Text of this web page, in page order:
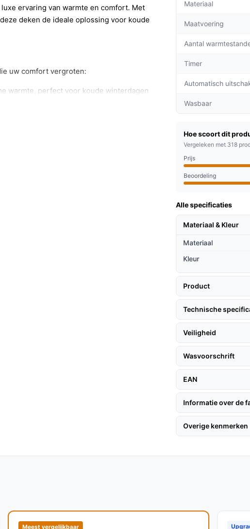
ervaring van warmte en comfort. Met
deken de ideale oplossing voor koude
uw comfort vergroten:
warmte, perfect voor koude winterdagen
perfect voor twee personen of als een
alleen warm is, maar ook ademend en
Materiaal
Maatvoering
Aantal
Timer
Automatisch
Wasbaar
Hoe scoort dit
Vergeleken met 318
Prijs
Beoordeling
Alle specificaties
Materiaal & Kleur
Materiaal
Kleur
Product
Technische
Veiligheid
Wasvoorschrift
EAN
Informatie over de
Overige kenmerken
Meest vergelijkbaar